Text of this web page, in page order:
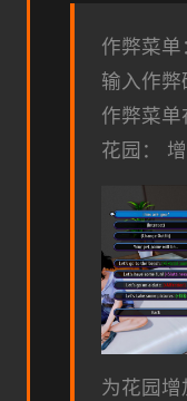
作弊菜单
输入作
作弊菜单
花园：
为花园增